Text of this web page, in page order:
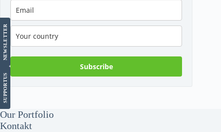
Subscribe
SUPPORT
US
NEWS
LETTER
Our Portfolio
Kontakt